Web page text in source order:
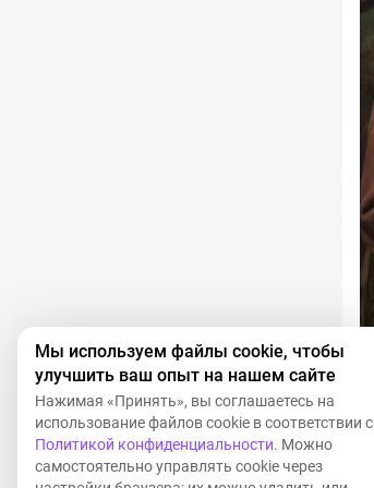
Мы используем файлы cookie, чтобы
улучшить ваш опыт на нашем сайте
Нажимая «Принять», вы соглашаетесь на
использование файлов cookie в соответствии с
Политикой конфиденциальности. Можно
самостоятельно управлять cookie через